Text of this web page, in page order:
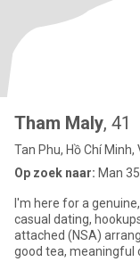
Tham Maly, 41
Tan Phu, Hồ Chí Minh,
Op zoek naar: Man
I'm here for a genuine, serious
casual dating,
attached (NSA) arrangements. I enjoy the
good tea, meaningful